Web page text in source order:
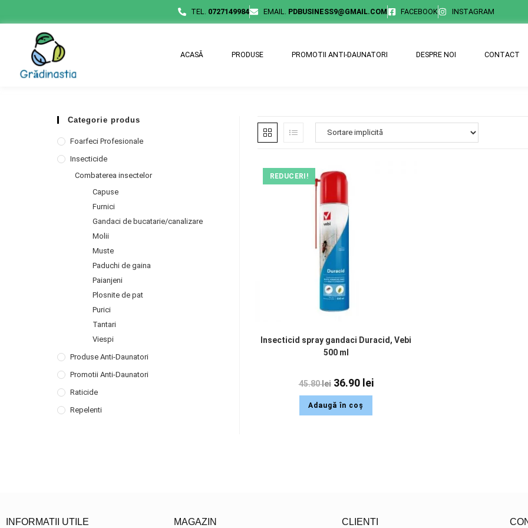
TEL. 0727149984 EMAIL. PDBUSINESS9@GMAIL.COM FACEBOOK INSTAGRAM
ACASĂ PRODUSE PROMOTII ANTI-DAUNATORI DESPRE NOI CONTACT
REDUCERI!
Insecticid spray gandaci Duracid, Vebi
500 ml
45.80lei 36.90 lei
Adaugă în coș
Categorie produs
Foarfeci Profesionale
Insecticide
Combaterea insectelor
Capuse
Furnici
Gandaci de bucatarie/canalizare
Molii
Muste
Paduchi de gaina
Paianjeni
Plosnite de pat
Purici
Tantari
Viespi
Produse Anti-Daunatori
Promotii Anti-Daunatori
Raticide
Repelenti
INFORMATII UTILE MAGAZIN CLIENTI